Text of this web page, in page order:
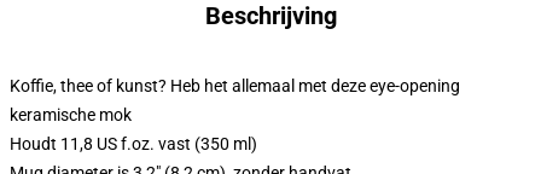
Beschrijving
Koffie, thee of kunst? Heb het allemaal met deze eye-opening
keramische mok
Houdt 11,8 US f.oz. vast (350 ml)